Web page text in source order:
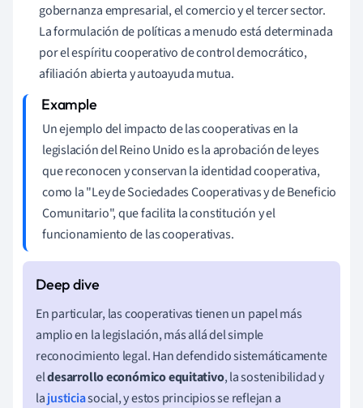
gobernanza empresarial, el comercio y el tercer sector.
La formulación de políticas a menudo está determinada
por el espíritu cooperativo de control democrático,
afiliación abierta y autoayuda mutua.
Un ejemplo del impacto de las cooperativas en la
legislación del Reino Unido es la aprobación de leyes
que reconocen y conservan la identidad cooperativa,
como la "Ley de Sociedades Cooperativas y de Beneficio
Comunitario", que facilita la constitución y el
funcionamiento de las cooperativas.
En particular, las cooperativas tienen un papel más
amplio en la legislación, más allá del simple
reconocimiento legal. Han defendido sistemáticamente
eldesarrollo económico equitativo, la sostenibilidad y
lajusticiasocial, y estos principios se reflejan a